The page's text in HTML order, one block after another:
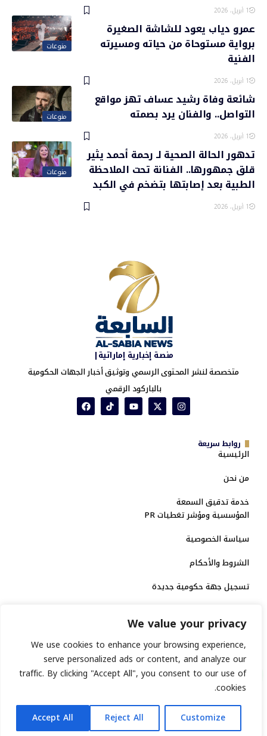
We value your privacy
We use cookies to enhance your browsing experience,
serve personalized ads or content, and analyze our
traffic. By clicking "Accept All", you consent to our use of
cookies.
Customize
Reject All
Accept All
1 أبريل، 2026
منوعات
عمرو دياب يعود للشاشة الصغيرة
برواية مستوحاة من حياته ومسيرته
الفنية
1 أبريل، 2026
منوعات
شائعة وفاة رشيد عساف تهز مواقع
التواصل.. والفنان يرد بصمته
1 أبريل، 2026
منوعات
تدهور الحالة الصحية لـ رحمة أحمد يثير
قلق جمهورها.. الفنانة تحت الملاحظة
الطبية بعد إصابتها بتضخم في الكبد
1 أبريل، 2026
منصة إخبارية إماراتية|
متخصصة لنشر المحتوى الرسمي وتوثيق أخبار الجهات الحكومية
بالباركود الرقمي
روابط سريعة
الرئيسية
من نحن
خدمة تدقيق السمعة
المؤسسية ومؤشر تغطيات PR
سياسة الخصوصية
الشروط والأحكام
تسجيل جهة حكومية جديدة
منصة إخبارية مرخصة
رقم الترخيص الاتحادي : 8793134
جميع حقوق التوثيق الرقمي محفوظة لمنصة السابعة © 2026. AR
انشر خبرك